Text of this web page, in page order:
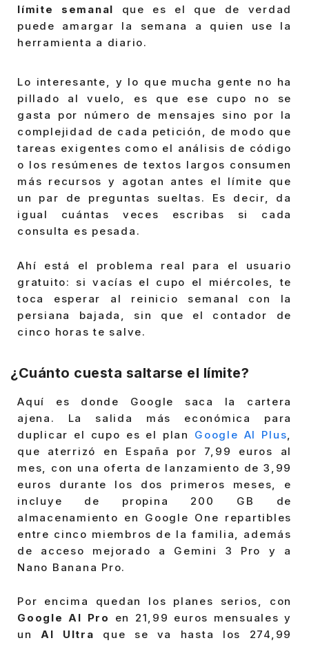
límite semanal
que es el que de verdad
puede amargar la semana a quien use la
herramienta a diario.
Lo interesante, y lo que mucha gente no ha
pillado al vuelo, es que ese cupo no se
gasta por número de mensajes sino por la
complejidad de cada petición, de modo que
tareas exigentes como el análisis de código
o los resúmenes de textos largos consumen
más recursos y agotan antes el límite que
un par de preguntas sueltas. Es decir, da
igual cuántas veces escribas si cada
consulta es pesada.
Ahí está el problema real para el usuario
gratuito: si vacías el cupo el miércoles, te
toca esperar al reinicio semanal con la
persiana bajada, sin que el contador de
cinco horas te salve.
¿Cuánto cuesta saltarse el límite?
Aquí es donde Google saca la cartera
ajena. La salida más económica para
duplicar el cupo es el plan Google AI Plus
que aterrizó en España por 7,99 euros al
mes, con una oferta de lanzamiento de 3,99
euros durante los dos primeros meses, e
incluye de propina 200 GB de
almacenamiento en Google One repartibles
entre cinco miembros de la familia, además
de acceso mejorado a Gemini 3 Pro y a
Nano Banana Pro.
Por encima quedan los planes serios, con
Google AI Pro
en 21,99 euros mensuales y
un AI Ultra que se va hasta los 274,99